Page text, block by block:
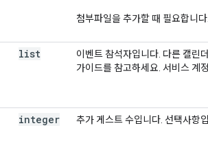
첨부파일을 추가할 때 필요합니다.
list 이벤트 참석자입니다. 다른 캘린
가이드를 참고하세요. 서비스 계
integer 추가 게스트 수입니다. 선택사항